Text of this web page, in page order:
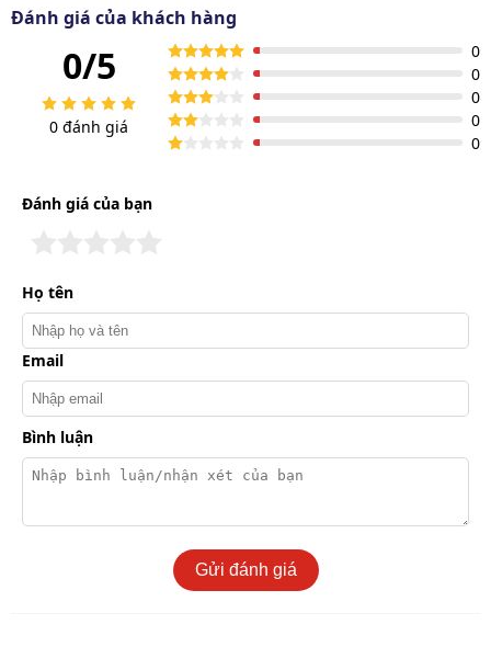
rửa xe
Hãy cùng tìm hiểu cấu tạo và nguyên lý hoạt động của
bộ khởi động từ cho máy rửa xe.
Nam châm điện (Coil/Coiler): Gồm cuộn dây tạo từ
trường, lõi sắt và lò xo đẩy nắp về vị trí ban đầu khi
Đánh giá của khách hàng
0/5
0 đánh giá
0
0
0
0
0
Đánh giá của bạn
Họ tên
Email
Bình luận
Gửi đánh giá